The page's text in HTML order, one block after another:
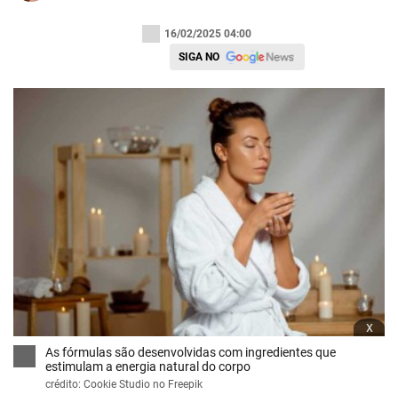
16/02/2025 04:00
SIGA NO
x
As fórmulas são desenvolvidas com ingredientes que
estimulam a energia natural do corpo
crédito: Cookie Studio no Freepik